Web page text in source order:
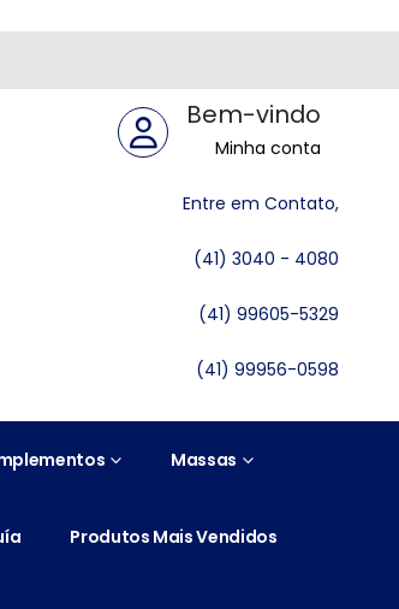
Bem-vindo
Minha conta
Entre em Contato,
(41) 3040 - 4080
(41) 99605-5329
(41) 99956-0598
Massas
Produtos Mais Vendidos